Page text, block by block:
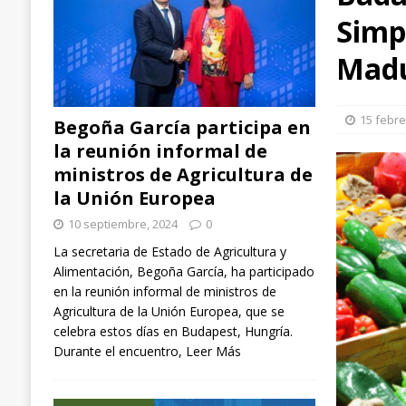
arroz, aplicadas en España, Italia y Chile
[ 3 septiembre, 2024 ]
Ángel Ballesteros
el sector”
GANADERÍA
Begoña García
NACIONAL
15
Begoña García participa en
la reunión informal de
ministros de Agricultura de
la Unión Europea
10 septiembre, 2024 0
La secretaria de Estado de Agricultura y
Alimentación, Begoña García, ha participado
en la reunión informal de ministros de
Agricultura de la Unión Europea, que se
celebra estos días en Budapest, Hungría.
Durante el encuentro, Leer Más